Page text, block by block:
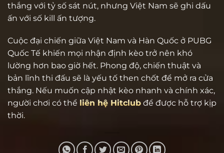
thắng với tỷ số sát nút, nhưng Việt Nam sẽ ghi dấu
ấn với số kill ấn tượng.
Cuộc đại chiến giữa Việt Nam và Hàn Quốc ở PUBG
Quốc Tế khiến mọi nhận định kèo trở nên khó
lường hơn bao giờ hết. Phong độ, chiến thuật và
bản lĩnh thi đấu sẽ là yếu tố then chốt để mở ra cửa
thắng. Nếu muốn cập nhật kèo nhanh và chính xác,
người chơi có thể liên hệ Hitclub để được hỗ trợ kịp
thời.